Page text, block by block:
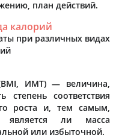
план действий.
калорий
при различных видах
ИМТ) — величина,
степень соответствия
роста и, тем самым,
является ли масса
или избыточной.